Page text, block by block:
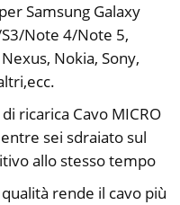
Samsung Galaxy
S3/Note 4/Note 5,
Nokia, Sony,
ricarica Cavo MICRO
sei sdraiato sul
allo stesso tempo
rende il cavo più